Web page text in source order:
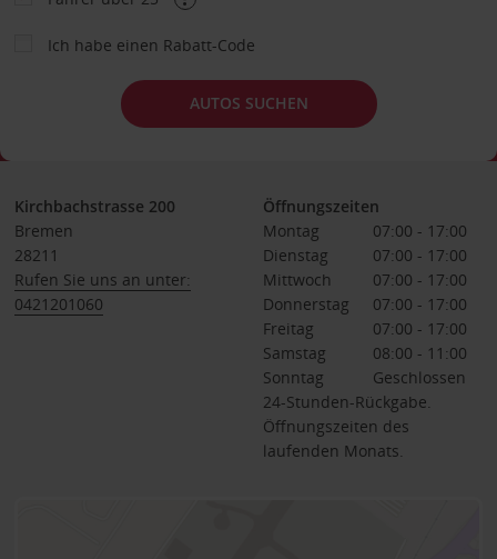
Ich habe einen Rabatt-Code
AUTOS SUCHEN
Kirchbachstrasse 200
Bremen
28211
Rufen Sie uns an unter:
0421201060
Öffnungszeiten
Montag
07:00 - 17:00
Dienstag
07:00 - 17:00
Mittwoch
07:00 - 17:00
Donnerstag
07:00 - 17:00
Freitag
07:00 - 17:00
Samstag
08:00 - 11:00
Sonntag
Geschlossen
24-Stunden-Rückgabe.
Öffnungszeiten des
laufenden Monats.